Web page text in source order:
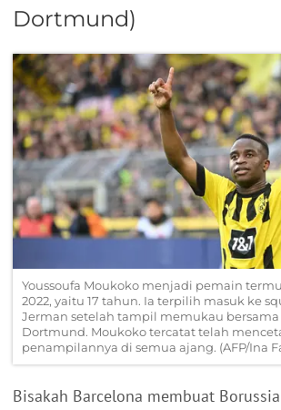
Dortmund)
Youssoufa Moukoko menjadi pemain
2022, yaitu 17 tahun. Ia terpilih masuk ke
Jerman setelah tampil memukau bersama
Dortmund. Moukoko tercatat telah
penampilannya di semua ajang. (AFP/Ina
Bisakah Barcelona membuat